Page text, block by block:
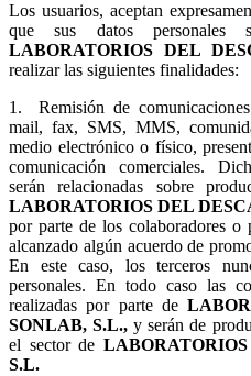
Los usuarios, aceptan
que sus datos personales
LABORATORIOS DEL
realizar las siguientes finalidades:
1.Remisión de
mail, fax, SMS, MMS,
medio electrónico o físico,
comunicación comerciales.
serán relacionadas sobre
LABORATORIOS DEL
por parte de los colaboradores o
alcanzado algún acuerdo de
En este caso, los terceros
personales. En todo caso las
realizadas por parte de
SONLAB, S.L., y serán de
el sector de
S.L.